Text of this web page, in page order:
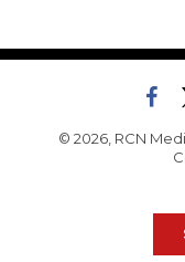
© 2026, RCN